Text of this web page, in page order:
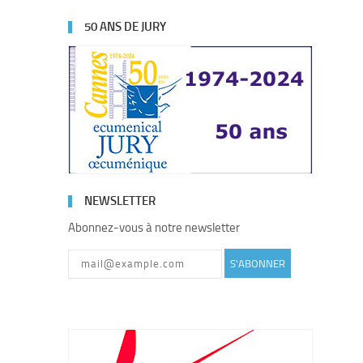
50 ANS DE JURY
NEWSLETTER
Abonnez-vous à notre newsletter
S'ABONNER